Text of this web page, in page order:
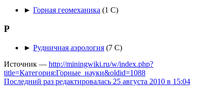
► Горная геомеханика (1 С)
Р
► Рудничная аэрология (7 С)
Источник — http://miningwiki.ru/w/index.php?
title=Категория:Горные_науки&oldid=1088
Последний раз редактировалась 25 августа 2010 в 15:04